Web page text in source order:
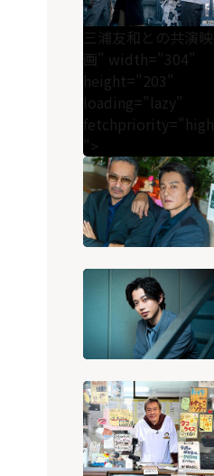
三浦友和との共演映
画" width="304"
height="203"
loading="lazy"
fetchpriority="high
">